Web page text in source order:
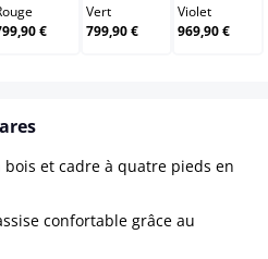
€
Vert
799,90 €
Violet
969,90 €
bois et cadre à quatre pieds en
confortable grâce au